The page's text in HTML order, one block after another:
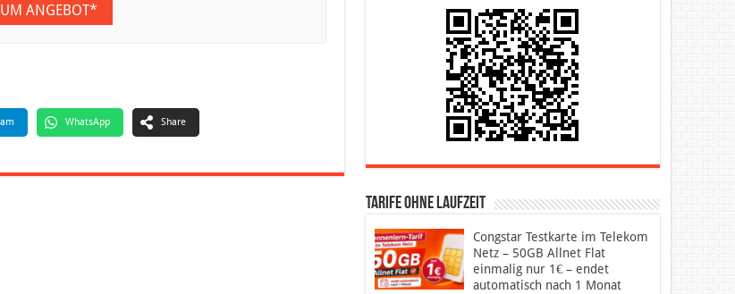
ANGEBOT*
WhatsApp Share
Tarife ohne Laufzeit
Congstar Testkarte im Telekom
Netz – 50GB Allnet Flat
einmalig nur 1€ – endet
automatisch nach 1 Monat